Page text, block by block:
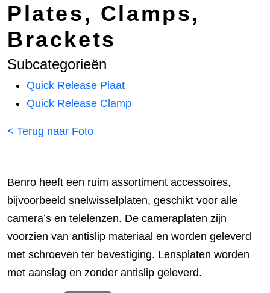
Plates, Clamps,
Brackets
Subcategorieën
Quick Release Plaat
Quick Release Clamp
< Terug naar Foto
Benro heeft een ruim assortiment accessoires,
bijvoorbeeld snelwisselplaten, geschikt voor alle
camera’s en telelenzen. De cameraplaten zijn
voorzien van antislip materiaal en worden geleverd
met schroeven ter bevestiging. Lensplaten worden
met aanslag en zonder antislip geleverd.